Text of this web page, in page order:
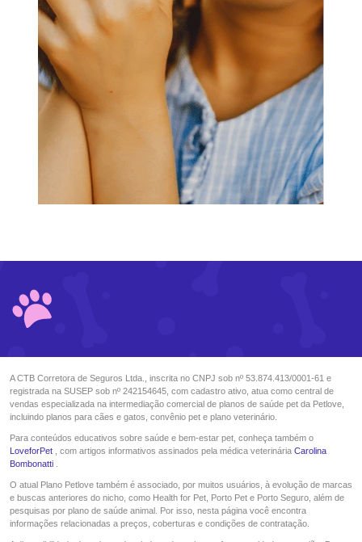
A CTB Corretora de Seguros Ltda., inscrita no CNPJ sob nº 53.874.413/0001-61 e
registrada na SUSEP sob nº 242154645, com cadastro ativo, atua como central de
vendas especializada na intermediação comercial de planos de saúde pet da Petlove,
incluindo planos para cães e gatos, convênio pet e plano veterinário.
Para conteúdos educativos sobre saúde e bem-estar pet, conheça também o
LoveforPet
, com artigos informativos assinados pela médica veterinária Carolina
Bombonatti
O atual Plano Petlove também é associado, por muitos usuários, à evolução de marcas
e buscas anteriores do nicho, como Health for Pet, Porto Pet e Porto Seguro, além de
pesquisas por plano de saúde animal. Por isso, nesta página você encontra
informações relacionadas a preços, coberturas e condições de contratação.